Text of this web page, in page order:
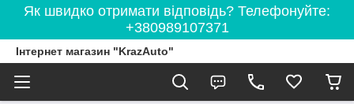
Як швидко отримати відповідь? Телефонуйте:
+380989107371
Інтернет магазин "KrazAuto"